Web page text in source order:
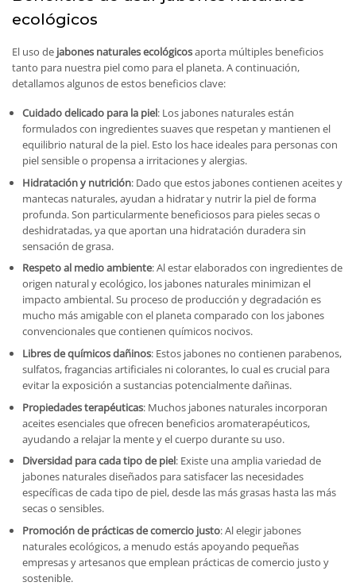
ecológicos
El uso de jabones naturales ecológicosaporta múltiples beneficios
tanto para nuestra piel como para el planeta. A continuación,
detallamos algunos de estos beneficios clave:
Cuidado delicado para la piel: Los jabones naturales están
formulados con ingredientes suaves que respetan y mantienen el
equilibrio natural de la piel. Esto los hace ideales para personas con
piel sensible o propensa a irritaciones y alergias.
Hidratación y nutrición: Dado que estos jabones contienen aceites y
mantecas naturales, ayudan a hidratar y nutrir la piel de forma
profunda. Son particularmente beneficiosos para pieles secas o
deshidratadas, ya que aportan una hidratación duradera sin
sensación de grasa.
Respeto al medio ambiente: Al estar elaborados con ingredientes de
origen natural y ecológico, los jabones naturales minimizan el
impacto ambiental. Su proceso de producción y degradación es
mucho más amigable con el planeta comparado con los jabones
convencionales que contienen químicos nocivos.
Libres de químicos dañinos: Estos jabones no contienen parabenos,
sulfatos, fragancias artificiales ni colorantes, lo cual es crucial para
evitar la exposición a sustancias potencialmente dañinas.
Propiedades terapéuticas: Muchos jabones naturales incorporan
aceites esenciales que ofrecen beneficios aromaterapéuticos,
ayudando a relajar la mente y el cuerpo durante su uso.
Diversidad para cada tipo de piel: Existe una amplia variedad de
jabones naturales diseñados para satisfacer las necesidades
específicas de cada tipo de piel, desde las más grasas hasta las más
secas o sensibles.
Promoción de prácticas de comercio justo: Al elegir jabones
naturales ecológicos, a menudo estás apoyando pequeñas
empresas y artesanos que emplean prácticas de comercio justo y
sostenible.